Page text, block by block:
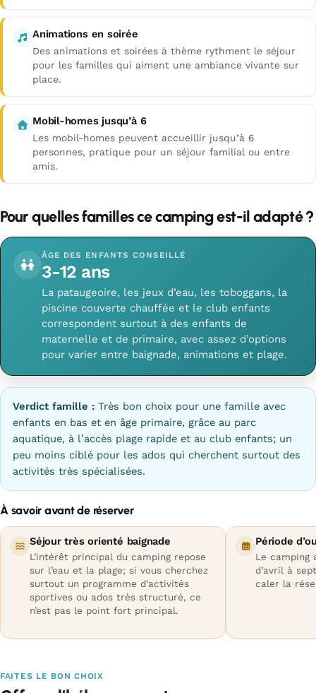
Animations en soirée
Des animations et soirées à thème rythment le séjour
pour les familles qui aiment une ambiance vivante sur
place.
Mobil-homes jusqu’à 6
Les mobil-homes peuvent accueillir jusqu’à 6
personnes, pratique pour un séjour familial ou entre
amis.
Pour quelles familles ce camping est-il adapté ?
ÂGE DES ENFANTS CONSEILLÉ
3-12 ans
La pataugeoire, les jeux d’eau, les toboggans, la
piscine couverte chauffée et le club enfants
correspondent surtout à des enfants de
maternelle et de primaire, avec assez d’options
pour varier entre baignade, animations et plage.
Verdict famille : Très bon choix pour une famille avec
enfants en bas et en âge primaire, grâce au parc
aquatique, à l’accès plage rapide et au club enfants; un
peu moins ciblé pour les ados qui cherchent surtout des
activités très spécialisées.
À savoir avant de réserver
Séjour très orienté baignade
L’intérêt principal du camping repose
sur l’eau et la plage; si vous cherchez
surtout un programme d’activités
sportives ou ados très structuré, ce
n’est pas le point fort principal.
Période
Le camping
d’avril à
caler la
FAITES LE BON CHOIX